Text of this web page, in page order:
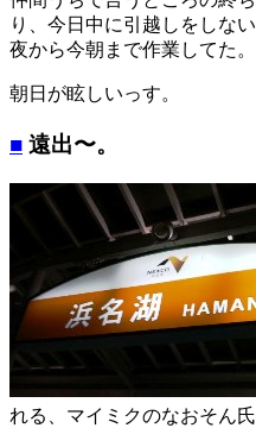
り、今日中に引越しをしな
夜から今朝まで作業してた。
朝日が眩しいっす。
■ 遠出〜。
れる、マイミクのなおそん